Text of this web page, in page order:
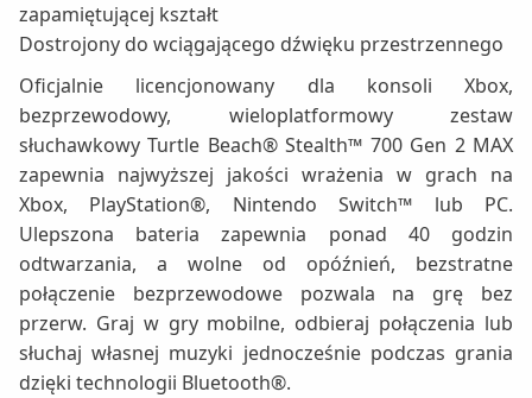
zapamiętującej kształt
Dostrojony do wciągającego dźwięku przestrzennego
Oficjalnie licencjonowany dla konsoli Xbox,
bezprzewodowy, wieloplatformowy zestaw
słuchawkowy Turtle Beach® Stealth™ 700 Gen 2 MAX
zapewnia najwyższej jakości wrażenia w grach na
Xbox, PlayStation®, Nintendo Switch™ lub PC.
Ulepszona bateria zapewnia ponad 40 godzin
odtwarzania, a wolne od opóźnień, bezstratne
połączenie bezprzewodowe pozwala na grę bez
przerw. Graj w gry mobilne, odbieraj połączenia lub
słuchaj własnej muzyki jednocześnie podczas grania
dzięki technologii Bluetooth®.